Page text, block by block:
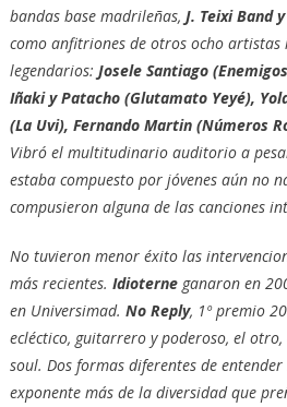
bandas base madrileñas, J. Teixi Band
como anfitriones de otros ocho artistas
legendarios: Josele Santiago
Iñaki y Patacho (Glutamato Yeyé),
(La Uvi), Fernando Martin (Números
Vibró el multitudinario auditorio a
estaba compuesto por jóvenes aún no
compusieron alguna de las canciones
No tuvieron menor éxito las
más recientes. Idioterneganaron en
en Universimad. No Reply, 1º premio
ecléctico, guitarrero y poderoso, el
soul. Dos formas diferentes de
exponente más de la diversidad que